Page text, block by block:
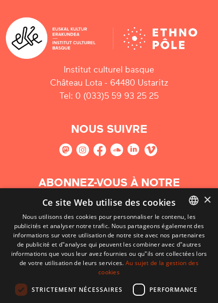
Institut culturel basque
Château Lota - 64480 Ustaritz
Tel: 0 (033)5 59 93 25 25
NOUS SUIVRE
ABONNEZ-VOUS À NOTRE
NEWSLETTER
S'abonner
BASQUE
FRENCH
×
Ce site Web utilise des cookies
Nous utilisons des cookies pour personnaliser le contenu, les
publicités et analyser notre trafic. Nous partageons également des
informations sur votre utilisation de notre site avec nos partenaires
de publicité et d"analyse qui peuvent les combiner avec d"autres
informations que vous leur avez fournies ou qu"ils ont collectées lors
de votre utilisation de leurs services.Au sujet de la gestion des
cookies
STRICTEMENT NÉCESSAIRES PERFORMANCE